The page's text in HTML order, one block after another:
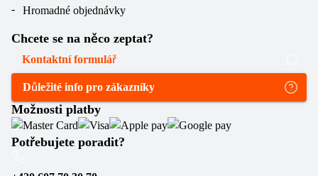
Hromadné objednávky
Chcete se na něco zeptat?
Kontaktní formulář
Důležité info pro zákazníky
Možnosti platby
Potřebujete poradit?